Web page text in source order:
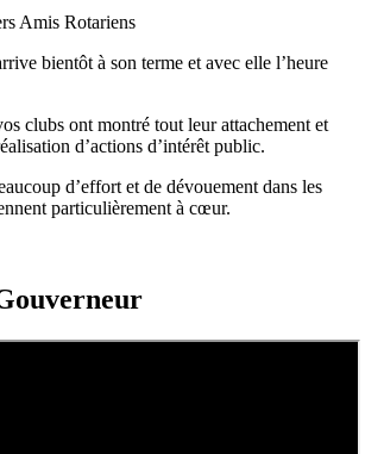
Amis Rotariens
bientôt à son terme et avec elle l’heure
clubs ont montré tout leur attachement et
d’actions d’intérêt public.
d’effort et de dévouement dans les
particulièrement à cœur.